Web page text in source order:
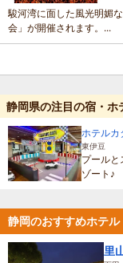
駿河湾に面した風光明媚
会」が開催されます。...
静岡県の注目の宿・ホ
ホテル
東伊豆
プールと
ゾート♪
静岡のおすすめホテル
里